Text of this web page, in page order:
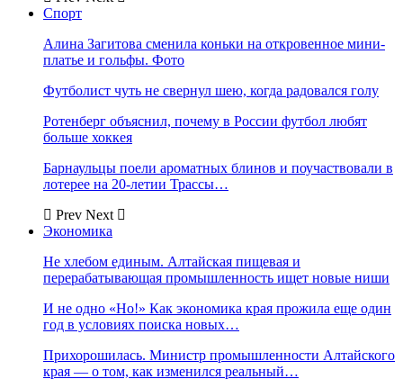
Спорт
Алина Загитова сменила коньки на откровенное мини-
платье и гольфы. Фото
Футболист чуть не свернул шею, когда радовался голу
Ротенберг объяснил, почему в России футбол любят
больше хоккея
Барнаульцы поели ароматных блинов и поучаствовали в
лотерее на 20-летии Трассы…
Prev Next
Экономика
Не хлебом единым. Алтайская пищевая и
перерабатывающая промышленность ищет новые ниши
И не одно «Но!» Как экономика края прожила еще один
год в условиях поиска новых…
Прихорошилась. Министр промышленности Алтайского
края — о том, как изменился реальный…